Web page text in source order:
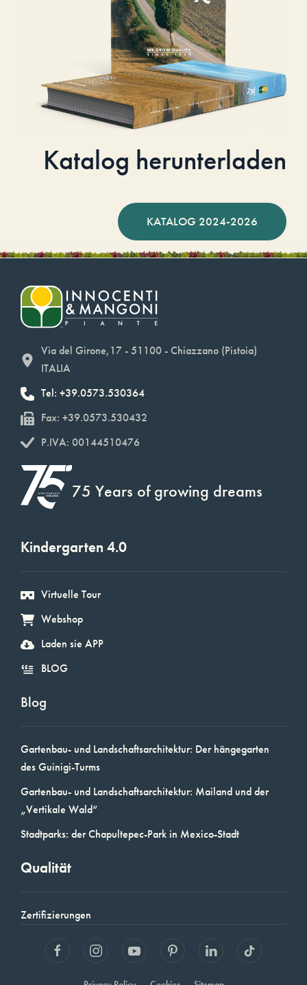
Katalog herunterladen
KATALOG 2024-2026
Via del Girone,17 - 51100 - Chiazzano (Pistoia)
ITALIA
Tel: +39.0573.530364
Fax: +39.0573.530432
P.IVA: 00144510476
75 Years of growing dreams
Kindergarten 4.0
Virtuelle Tour
Webshop
Laden sie APP
BLOG
Blog
Gartenbau- und Landschaftsarchitektur: Der hängegarten
des Guinigi-Turms
Gartenbau- und Landschaftsarchitektur: Mailand und der
„Vertikale Wald“
Stadtparks: der Chapultepec-Park in Mexico-Stadt
Qualität
Zertifizierungen